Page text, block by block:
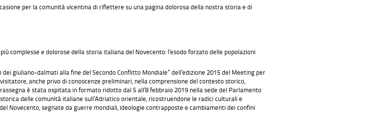
per la comunità vicentina di riflettere su una pagina dolorosa della nostra storia e di
complesse e dolorose della storia italiana del Novecento: l’esodo forzato delle popolazioni
giuliano-dalmati alla fine del Secondo Conflitto Mondiale” dell’edizione 2015 del Meeting per
anche privo di conoscenze preliminari, nella comprensione del contesto storico,
è stata ospitata in formato ridotto dal 5 all’8 febbraio 2019 nella sede del Parlamento
delle comunità italiane sull’Adriatico orientale, ricostruendone le radici culturali e
Novecento, segnate da guerre mondiali, ideologie contrapposte e cambiamenti dei confini